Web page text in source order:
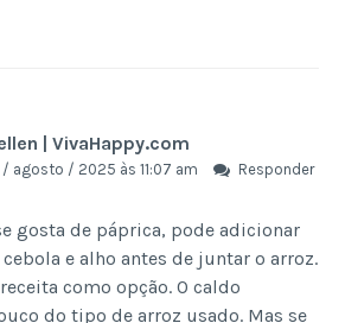
| VivaHappy.com
/ agosto / 2025 às 11:07 am Responder
gosta de páprica, pode adicionar
e alho antes de juntar o arroz.
como opção. O caldo
do tipo de arroz usado. Mas se